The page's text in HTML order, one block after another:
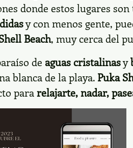
donde estos lugares
y con menos gente,
Beach, muy cerca del
de aguas cristalinasy
blanca de la playa. Puka
pararelajarte, nadar,